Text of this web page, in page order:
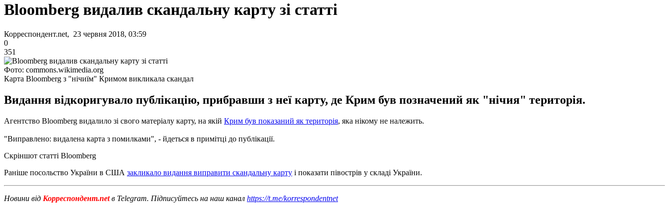
Bloomberg видалив скандальну карту зі статті
Корреспондент.net, 23 червня 2018, 03:59
0
351
Фото: commons.wikimedia.org
Карта Bloomberg з "нічиїм" Кримом викликала скандал
Видання відкоригувало публікацію, прибравши з неї карту, де Крим був позначений як "нічия" територія.
Агентство Bloomberg видалило зі свого матеріалу карту, на якій Крим був показаний як територія, яка нікому не належить.
"Виправлено: видалена карта з помилками", - йдеться в примітці до публікації.
Скріншот статті Bloomberg
Раніше посольство України в США закликало видання виправити скандальну карту і показати півострів у складі України.
Новини від Корреспондент.netв Telegram. Підписуйтесь на наш канал https://t.me/korrespondentnet